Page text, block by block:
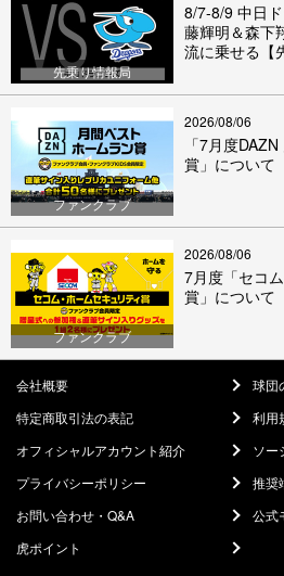
先乗り情報局
8/7-8/9 中日
藤輝明＆森下
流に乗せる【
ファンクラブ
2026/08/06
「7月度
賞」について
ファンクラブ
2026/08/06
7月度「セコ
賞」について
会社概要
球団
特定商取引法の表記
利用
オフィシャルアカウント紹介
ソー
プライバシーポリシー
推奨
お問い合わせ・Q&A
公式
虎ポイント